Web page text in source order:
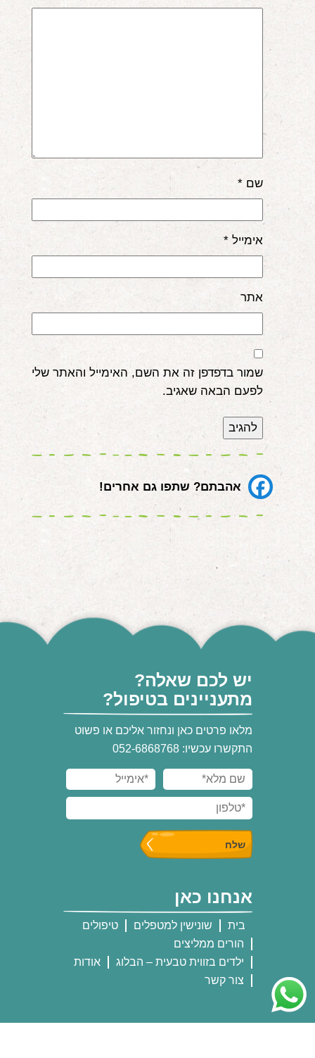
שם *
אימייל *
אתר
שמור בדפדפן זה את השם, האימייל והאתר שלי
לפעם הבאה שאגיב.
אהבתם? שתפו גם אחרים!
יש לכם שאלה?
מתעניינים בטיפול?
מלאו פרטים כאן ונחזור אליכם או פשוט
התקשרו עכשיו: 052-6868768
אנחנו כאן
בית שונישין למטפלים
טיפולים
הורים ממליצים
ילדים בזווית טבעית – הבלוג
אודות
צור קשר